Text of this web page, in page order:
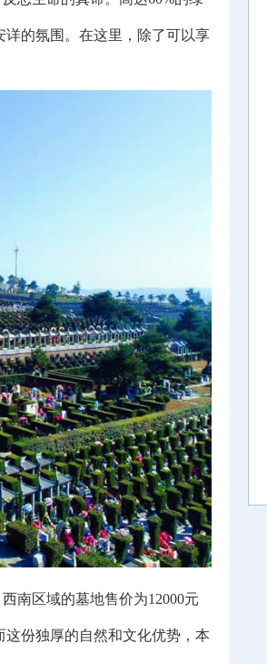
的氛围。在这里，除了可以享
南区域的墓地售价为12000元
份独厚的自然和文化优势，本